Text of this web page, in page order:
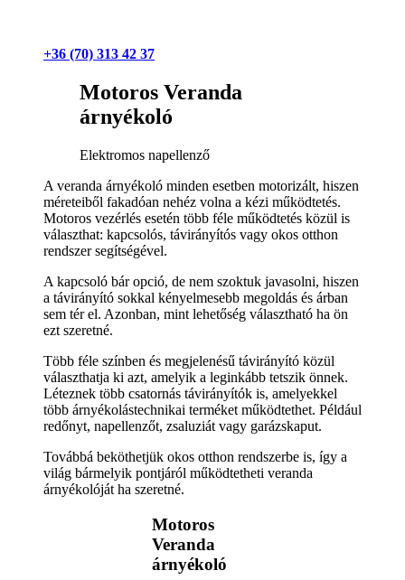
+36 (70) 313 42 37
Motoros Veranda
árnyékoló
Elektromos napellenző
A veranda árnyékoló minden esetben motorizált, hiszen
méreteiből fakadóan nehéz volna a kézi működtetés.
Motoros vezérlés esetén több féle működtetés közül is
választhat: kapcsolós, távirányítós vagy okos otthon
rendszer segítségével.
A kapcsoló bár opció, de nem szoktuk javasolni, hiszen
a távirányító sokkal kényelmesebb megoldás és árban
sem tér el. Azonban, mint lehetőség választható ha ön
ezt szeretné.
Több féle színben és megjelenésű távirányító közül
választhatja ki azt, amelyik a leginkább tetszik önnek.
Léteznek több csatornás távirányítók is, amelyekkel
több árnyékolástechnikai terméket működtethet. Például
redőnyt, napellenzőt, zsaluziát vagy garázskaput.
Továbbá beköthetjük okos otthon rendszerbe is, így a
világ bármelyik pontjáról működtetheti veranda
árnyékolóját ha szeretné.
Motoros
Veranda
árnyékoló